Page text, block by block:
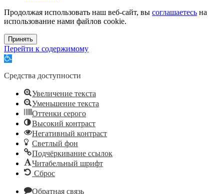
Продолжая использовать наш веб-сайт, вы соглашаетесь на
использование нами файлов cookie.
Принять
Перейти к содержимому
Открыть
инструментов
Средства доступности
Увеличение текста
Уменьшение текста
Оттенки серого
Высокий контраст
Негативный контраст
Светлый фон
Подчёркивание ссылок
Читабельный шрифт
Сброс
Обратная связь